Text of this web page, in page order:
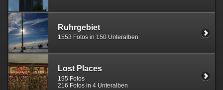
Ruhrgebiet
1553 Fotos in 150 Unteralben
Lost Places
195 Fotos
216 Fotos in 4 Unteralben